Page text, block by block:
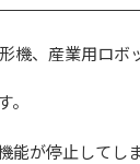
、産業用ロ
が停止してしま